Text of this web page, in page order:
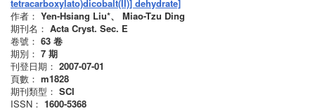
tetracarboxylato)dicobalt(II)] dehydrate]
作者： Yen-Hsiang Liu*、 Miao-Tzu Ding
期刊名： Acta Cryst. Sec. E
卷號： 63 卷
期別： 7 期
刊登日期： 2007-07-01
頁數： m1828
期刊類型： SCI
ISSN： 1600-5368